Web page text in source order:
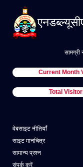
सामग्री
Current Month
Total
वेबसाइट नीतियाँ
साइट मानचित्र
सामान्य प्रश्न
संपर्क करें